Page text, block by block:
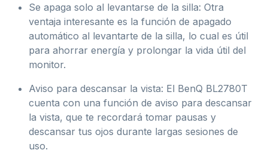
Se apaga solo al levantarse de la silla: Otra
ventaja interesante es la función de apagado
automático al levantarte de la silla, lo cual es útil
para ahorrar energía y prolongar la vida útil del
monitor.
Aviso para descansar la vista: El BenQ BL2780T
cuenta con una función de aviso para descansar
la vista, que te recordará tomar pausas y
descansar tus ojos durante largas sesiones de
uso.